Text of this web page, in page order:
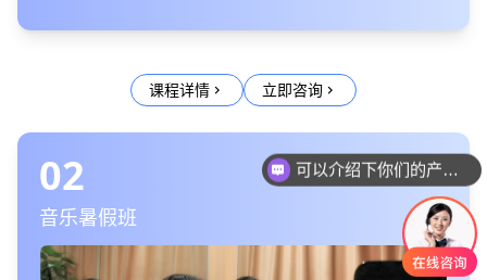
课程详情 chevron_right 立即咨询 chevron_right
02
音乐暑假班
你们是怎么收费的呢